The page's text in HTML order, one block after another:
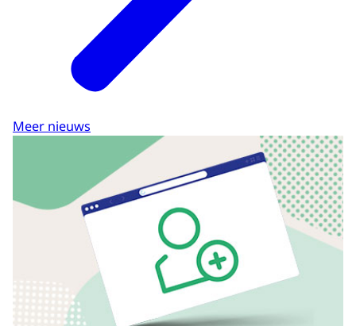
Meer nieuws